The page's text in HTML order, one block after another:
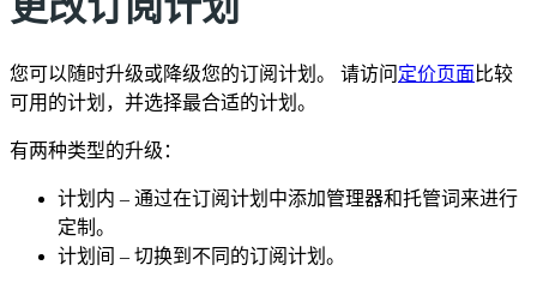
您可以随时升级或降级您的订阅计划。 请访问 定价页面 比较
可用的计划，并选择最合适的计划。
有两种类型的升级：
计划内 – 通过在订阅计划中添加管理器和托管词来进行
定制。
计划间 – 切换到不同的订阅计划。